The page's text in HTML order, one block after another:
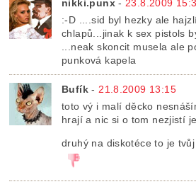
nikki.punx- 23.8.2009
:-D ....sid byl hezky ale
chlapů...jinak k sex pistols
...neak skoncit musela ale
punková kapela
Bufík - 21.8.2009 13:15
toto vý i malí děcko
hrají a nic si o tom nezjistí
druhý na diskotéce to je